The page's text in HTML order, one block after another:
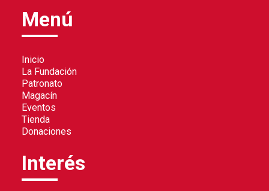
Menú
Inicio
La Fundación
Patronato
Magacín
Eventos
Tienda
Donaciones
Interés